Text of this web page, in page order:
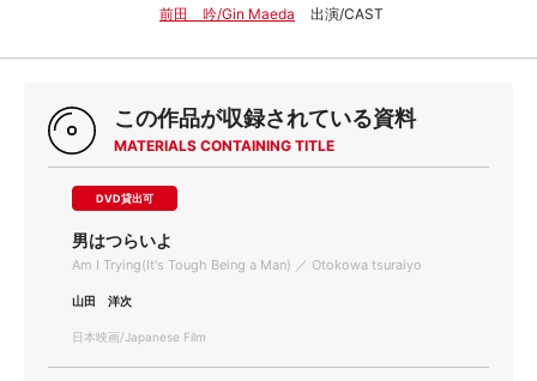
前田 吟/Gin Maeda
出演/CAST
この作品が収録されている資料
MATERIALS CONTAINING TITLE
DVD貸出可
男はつらいよ
Am I Trying(It's Tough Being a Man) ／ Otokowa tsuraiyo
山田 洋次
日本映画/Japanese Film